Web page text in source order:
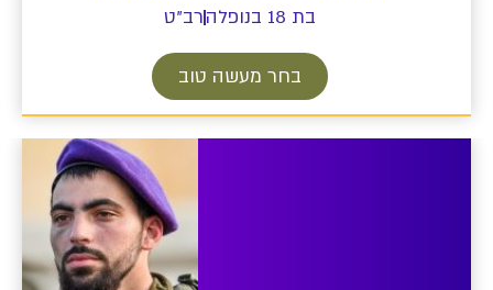
בת 18 בנופלה
רב"ט
בחר מעשה טוב